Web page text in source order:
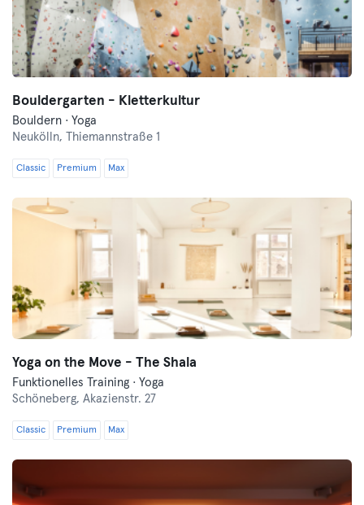
Bouldergarten - Kletterkultur
Bouldern · Yoga
Neukölln,
Thiemannstraße 1
Classic Premium Max
Yoga on the Move - The Shala
Funktionelles Training · Yoga
Schöneberg, Akazienstr. 27
Classic Premium Max